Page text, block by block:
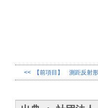
<< 【前項目】 測距反射形